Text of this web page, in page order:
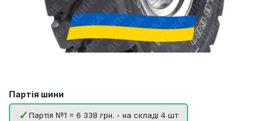
Партія шини
Партія №1 = 6 338 грн. - на складі 4 шт